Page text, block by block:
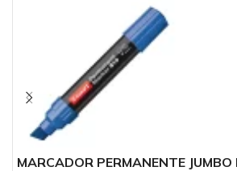
MARCADOR PERMANENTE JUMBO